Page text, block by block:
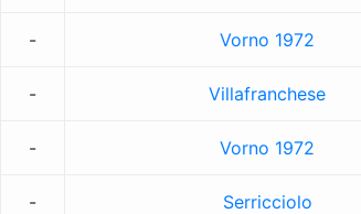
- Vorno 1972
- Villafranchese
- Vorno 1972
- Serricciolo